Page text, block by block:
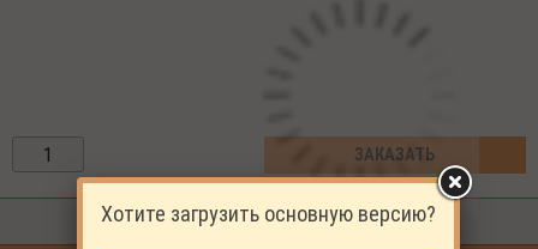
ЗАКАЗАТЬ
3-5 дней
Хотите загрузить основную версию?